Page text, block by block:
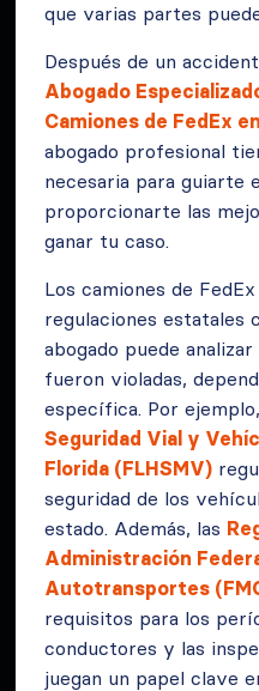
que varias partes
Después de un
Abogado
Camiones de FedEx
abogado profesional
necesaria para guiarte
proporcionarte las
ganar tu caso.
Los camiones de
regulaciones estatales
abogado puede
fueron violadas,
específica. Por
Seguridad Vial y
Florida (FLHSMV)
seguridad de los
estado. Además, las
Administración
Autotransportes
requisitos para los
conductores y las
juegan un papel clave